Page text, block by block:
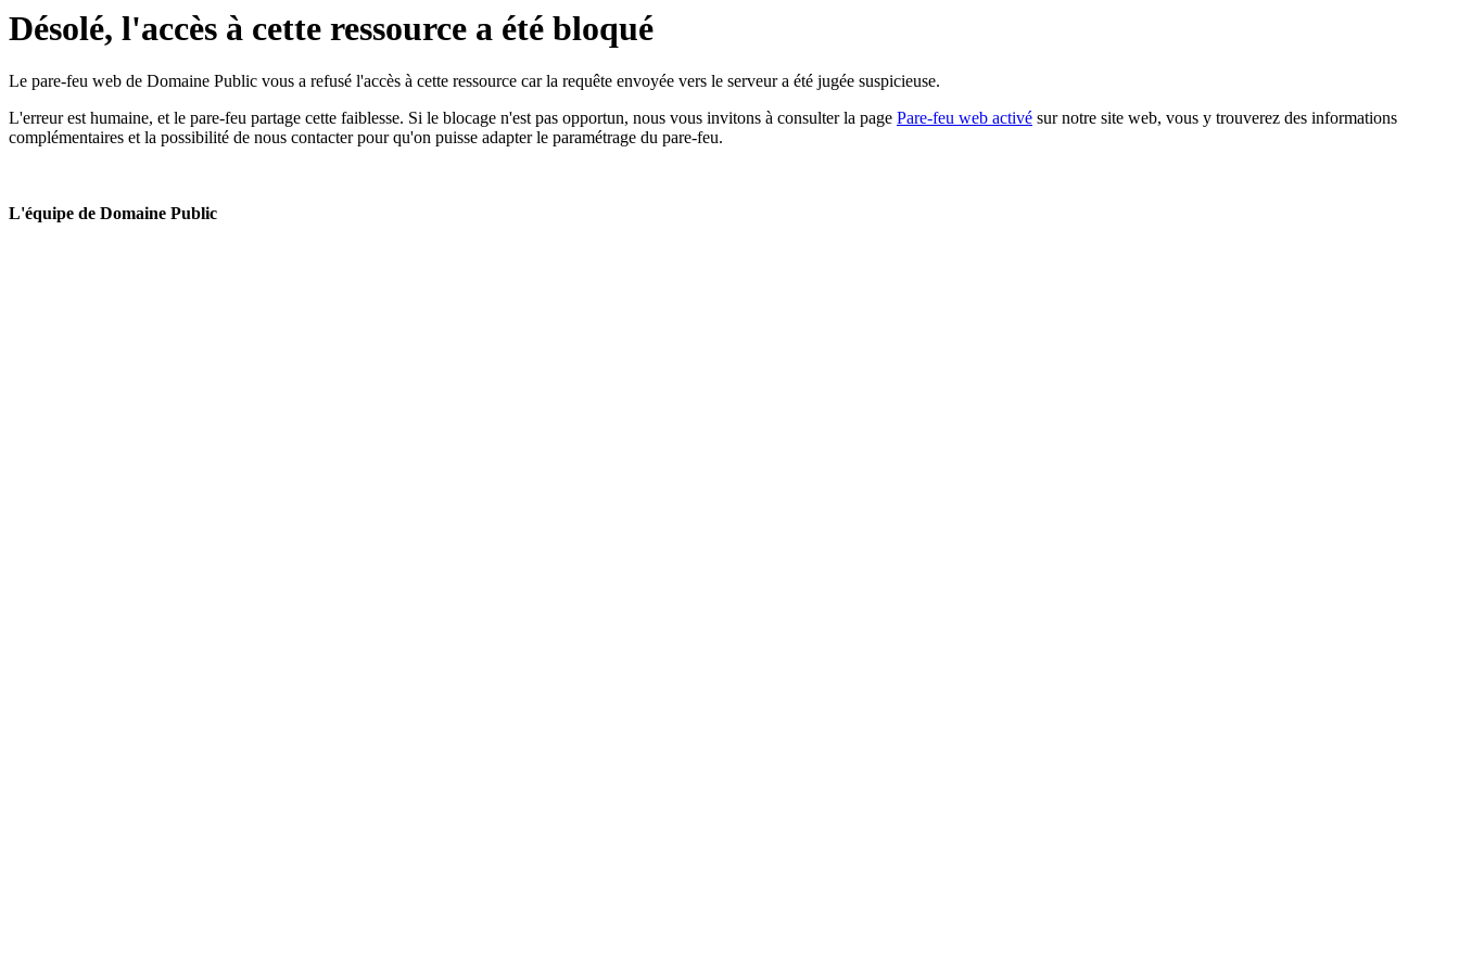
Désolé, l'accès à cette ressource a été bloqué
Le pare-feu web de Domaine Public vous a refusé l'accès à cette ressource car la requête envoyée vers le serveur a été jugée suspicieuse.
L'erreur est humaine, et le pare-feu partage cette faiblesse. Si le blocage n'est pas opportun, nous vous invitons à consulter la page Pare-feu web activé sur notre site web, vous y trouverez des informations
complémentaires et la possibilité de nous contacter pour qu'on puisse adapter le paramétrage du pare-feu.
L'équipe de Domaine Public